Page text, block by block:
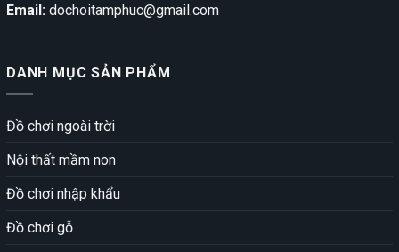
Email: dochoitamphuc@gmail.com
DANH MỤC SẢN PHẨM
Đồ chơi ngoài trời
Nội thất mầm non
Đồ chơi nhập khẩu
Đồ chơi gỗ